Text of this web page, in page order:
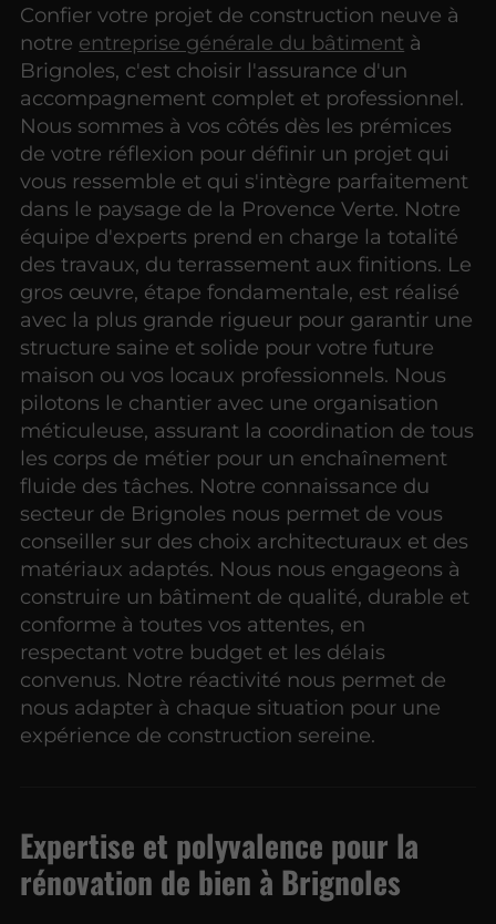
Confier votre projet de construction neuve à
notre entreprise générale du bâtiment à
Brignoles, c'est choisir l'assurance d'un
accompagnement complet et professionnel.
Nous sommes à vos côtés dès les prémices
de votre réflexion pour définir un projet qui
vous ressemble et qui s'intègre parfaitement
dans le paysage de la Provence Verte. Notre
équipe d'experts prend en charge la totalité
des travaux, du terrassement aux finitions. Le
gros œuvre, étape fondamentale, est réalisé
avec la plus grande rigueur pour garantir une
structure saine et solide pour votre future
maison ou vos locaux professionnels. Nous
pilotons le chantier avec une organisation
méticuleuse, assurant la coordination de tous
les corps de métier pour un enchaînement
fluide des tâches. Notre connaissance du
secteur de Brignoles nous permet de vous
conseiller sur des choix architecturaux et des
matériaux adaptés. Nous nous engageons à
construire un bâtiment de qualité, durable et
conforme à toutes vos attentes, en
respectant votre budget et les délais
convenus. Notre réactivité nous permet de
nous adapter à chaque situation pour une
expérience de construction sereine.
Expertise et polyvalence pour la
rénovation de bien à Brignoles